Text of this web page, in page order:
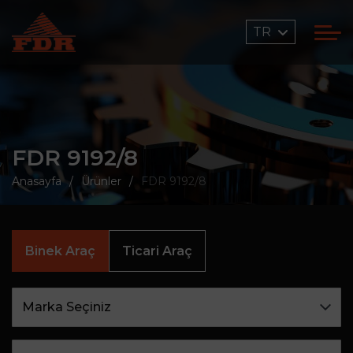
TR
FDR 9192/8
Anasayfa Ürünler FDR 9192/8
Binek Araç Ticari Araç